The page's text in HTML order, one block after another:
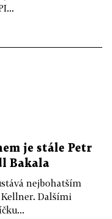
je stále Petr
Bakala
nejbohatším
Dalšími